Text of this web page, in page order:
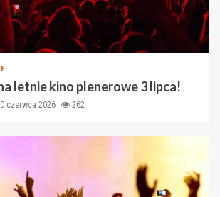
letnie kino plenerowe 3 lipca!
czerwca 2026 262